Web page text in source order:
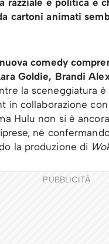
cartoni animati
comedy
Goldie, Brandi
la sceneggiatura
in collaborazione
Hulu non si è
né
la produzione di
PUBBLICITÀ